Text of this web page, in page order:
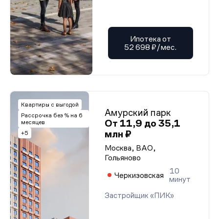
Ипотека от
52 698 ₽/мес.
Квартиры с выгодой
Рассрочка без % на 6
месяцев
+5
Амурский парк
От 11,9 до 35,1
млн ₽
Москва, ВАО,
Гольяново
Черкизовская
10
минут
Застройщик «ПИК»